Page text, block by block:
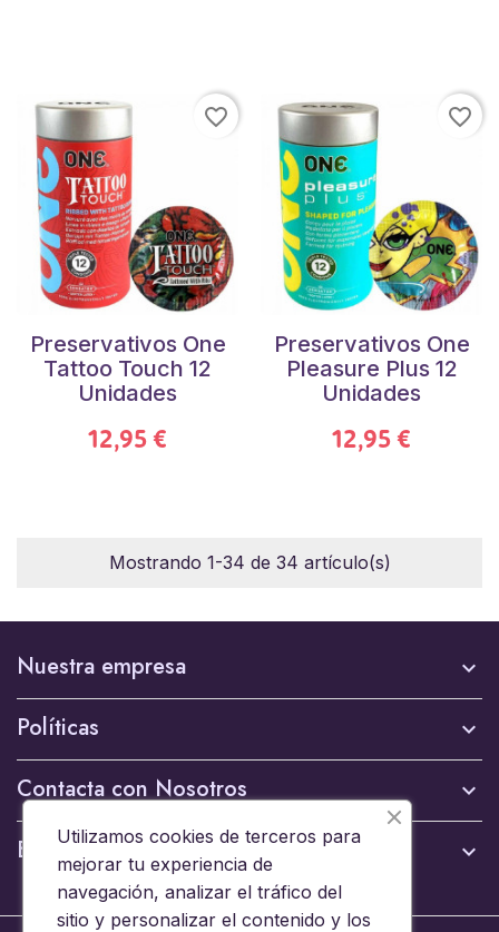
Preservativos One
Tattoo Touch 12
Unidades
12,95 €
favorite_border
Preservativos One
Pleasure Plus 12
Unidades
12,95 €
favorite_border
Mostrando 1-34 de 34 artículo(s)
Nuestra empresa 
Políticas 
Contacta con Nosotros 
Boletín 
Utilizamos cookies de terceros para
mejorar tu experiencia de
navegación, analizar el tráfico del
sitio y personalizar el contenido y los